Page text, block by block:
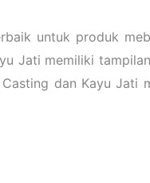
untuk produk
Jati memiliki
dan Kayu